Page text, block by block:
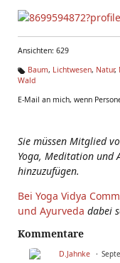
Ansichten: 629
Ta
s:
Baum, Lichtwesen, Natur,
Wald
E-Mail an mich, wenn
Sie müssen Mitglied
Yoga, Meditation und
hinzuzufügen.
Bei Yoga Vidya
und Ayurveda dabei
Kommentare
D.Jahnke